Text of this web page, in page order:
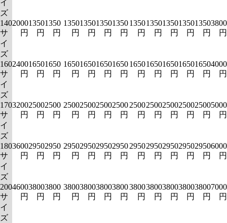
イ
ズ
140
サ
イ
ズ
2000
円
1350
円
1350
円
1350
円
1350
円
1350
円
1350
円
1350
円
1350
円
1350
円
1350
円
1350
円
3800
円
160
サ
イ
ズ
2400
円
1650
円
1650
円
1650
円
1650
円
1650
円
1650
円
1650
円
1650
円
1650
円
1650
円
1650
円
4000
円
170
サ
イ
ズ
3200
円
2500
円
2500
円
2500
円
2500
円
2500
円
2500
円
2500
円
2500
円
2500
円
2500
円
2500
円
5000
円
180
サ
イ
ズ
3600
円
2950
円
2950
円
2950
円
2950
円
2950
円
2950
円
2950
円
2950
円
2950
円
2950
円
2950
円
6000
円
200
サ
イ
ズ
4600
円
3800
円
3800
円
3800
円
3800
円
3800
円
3800
円
3800
円
3800
円
3800
円
3800
円
3800
円
7000
円